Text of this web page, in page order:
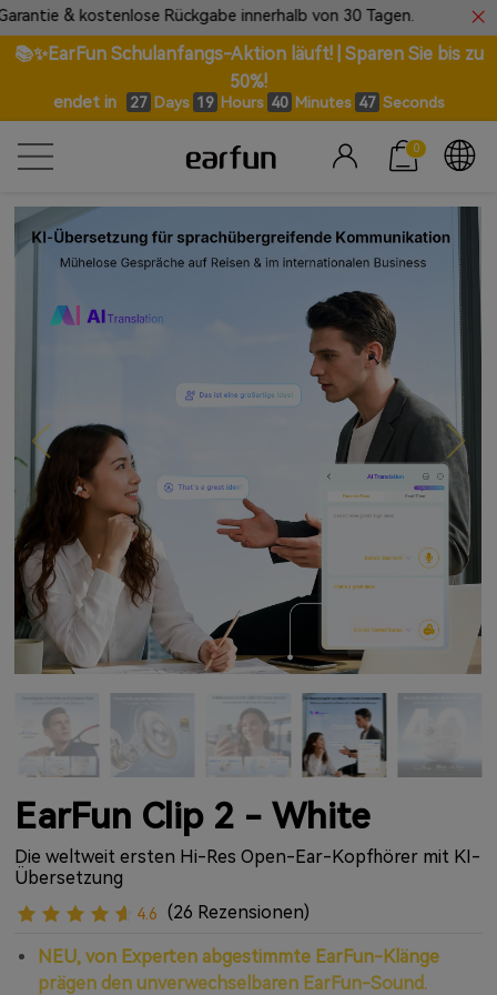
innerhalb von 30 Tagen. 🎼Wir
📚✨EarFun Schulanfangs-Aktion läuft! | Sparen Sie bis zu
50%!
endet in 27 Days 19 Hours 40 Minutes 46 Seconds
0
EarFun Clip 2 - White
Die weltweit ersten Hi-Res Open-Ear-Kopfhörer mit KI-
Übersetzung
4.6 (26 Rezensionen)
NEU, von Experten abgestimmte EarFun-Klänge
prägen den unverwechselbaren EarFun-Sound.